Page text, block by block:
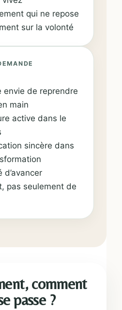
qui ne repose
sur la volonté
envie de reprendre
main
active dans le
sincère dans
d’avancer
pas seulement de
comment
passe ?